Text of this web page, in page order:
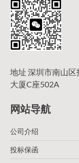
地址 深圳市南山
大厦C座502A
网站导航
公司介绍
投标保函